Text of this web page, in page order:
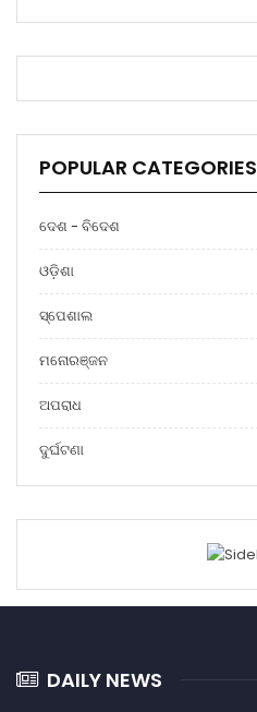
POPULAR CATEGORIES
ଦେଶ - ବିଦେଶ
ଓଡ଼ିଶା
ସ୍ପେଶାଲ
ମନୋରଞ୍ଜନ
ଅପରାଧ
ଦୁର୍ଘଟଣା
DAILY NEWS